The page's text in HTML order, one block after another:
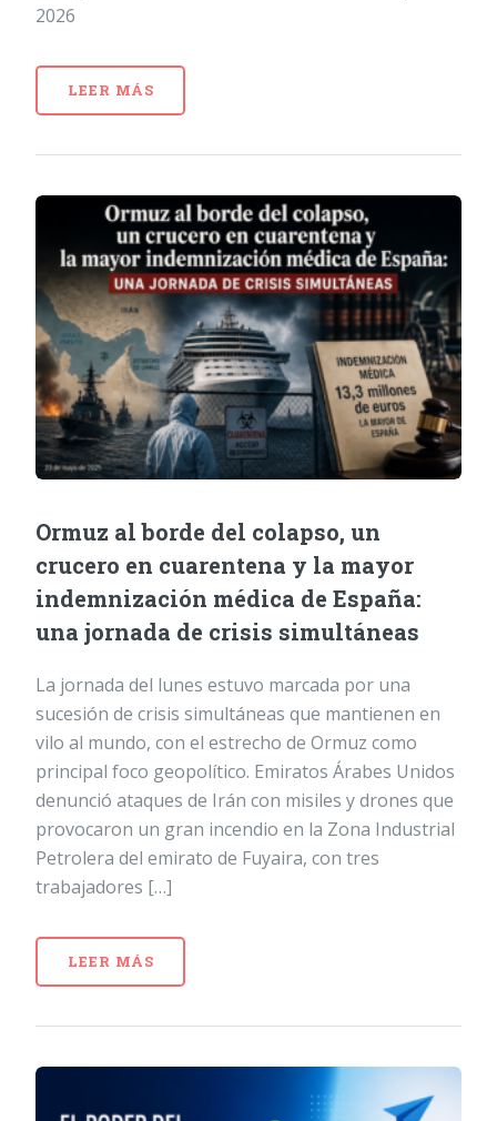
2026
LEER MÁS
Ormuz al borde del colapso, un
crucero en cuarentena y la mayor
indemnización médica de España:
una jornada de crisis simultáneas
La jornada del lunes estuvo marcada por una
sucesión de crisis simultáneas que mantienen en
vilo al mundo, con el estrecho de Ormuz como
principal foco geopolítico. Emiratos Árabes Unidos
denunció ataques de Irán con misiles y drones que
provocaron un gran incendio en la Zona Industrial
Petrolera del emirato de Fuyaira, con tres
trabajadores […]
LEER MÁS